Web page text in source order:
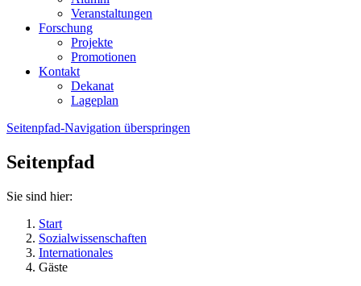
Veranstaltungen
Forschung
Projekte
Promotionen
Kontakt
Dekanat
Lageplan
Seitenpfad-Navigation überspringen
Seitenpfad
Sie sind hier:
Start
Sozialwissenschaften
Internationales
Gäste